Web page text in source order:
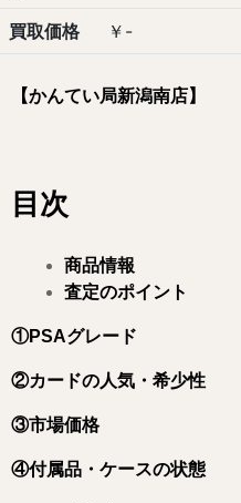
買取価格 ￥-
【かんてい局新潟南店】
目次
商品情報
査定のポイント
①PSAグレード
②カードの人気・希少性
③市場価格
④付属品・ケースの状態